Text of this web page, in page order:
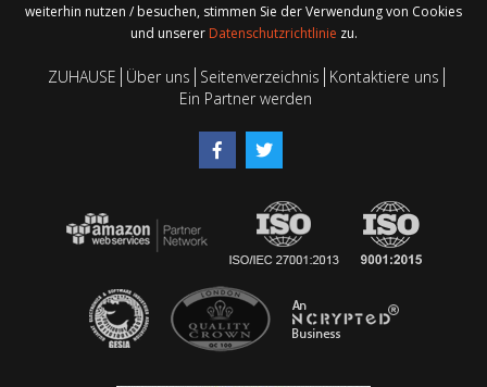
weiterhin nutzen / besuchen, stimmen Sie der Verwendung von Cookies
und unserer Datenschutzrichtlinie zu.
ZUHAUSE Über uns Seitenverzeichnis Kontaktiere uns
Ein Partner werden